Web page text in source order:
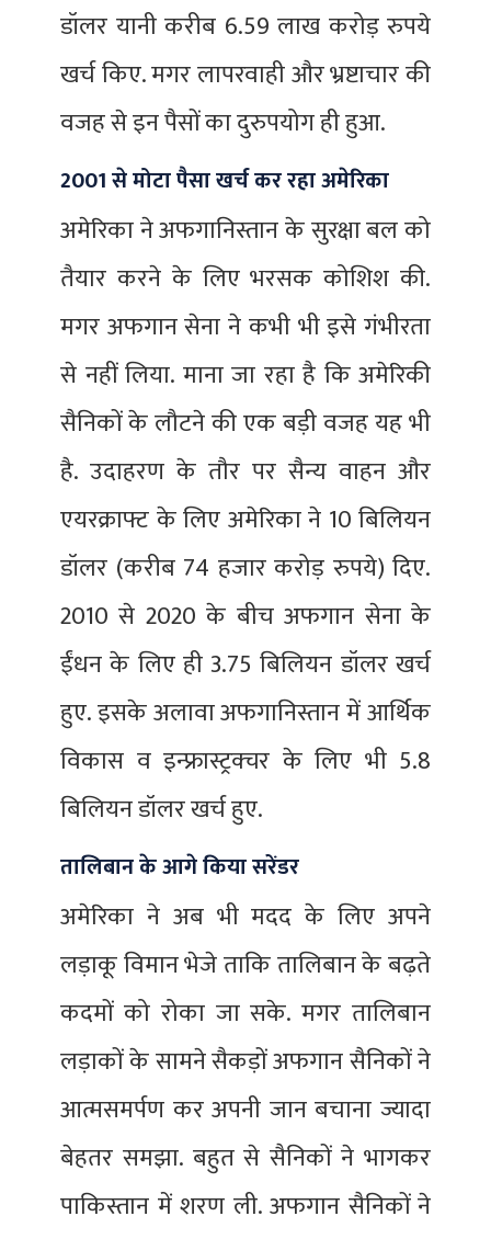
डॉलर यानी करीब 6.59 लाख करोड़ रुपये
खर्च किए. मगर लापरवाही और भ्रष्टाचार की
वजह से इन पैसों का दुरुपयोग ही हुआ.
2001 से मोटा पैसा खर्च कर रहा अमेरिका
अमेरिका ने अफगानिस्तान के सुरक्षा बल को
तैयार करने के लिए भरसक कोशिश की.
मगर अफगान सेना ने कभी भी इसे गंभीरता
से नहीं लिया. माना जा रहा है कि अमेरिकी
सैनिकों के लौटने की एक बड़ी वजह यह भी
है. उदाहरण के तौर पर सैन्य वाहन और
एयरक्राफ्ट के लिए अमेरिका ने 10 बिलियन
डॉलर (करीब 74 हजार करोड़ रुपये) दिए.
2010 से 2020 के बीच अफगान सेना के
ईंधन के लिए ही 3.75 बिलियन डॉलर खर्च
हुए. इसके अलावा अफगानिस्तान में आर्थिक
विकास व इन्फ्रास्ट्रक्चर के लिए भी 5.8
बिलियन डॉलर खर्च हुए.
तालिबान के आगे किया सरेंडर
अमेरिका ने अब भी मदद के लिए अपने
लड़ाकू विमान भेजे ताकि तालिबान के बढ़ते
कदमों को रोका जा सके. मगर तालिबान
लड़ाकों के सामने सैकड़ों अफगान सैनिकों ने
आत्मसमर्पण कर अपनी जान बचाना ज्यादा
बेहतर समझा. बहुत से सैनिकों ने भागकर
पाकिस्तान में शरण ली. अफगान सैनिकों ने